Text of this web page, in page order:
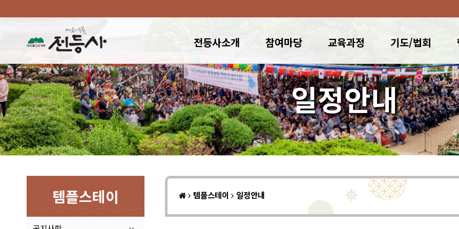
전등사소개 참여마당 교육과정 기도/법회
일정안내
템플스테이 템플스테이 일정안내